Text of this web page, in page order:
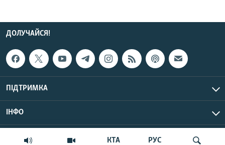
КТА РУС
ДОЛУЧАЙСЯ!
ПІДТРИМКА
ІНФО
© Крим.Реалії, 2026 | Усі права застережено.